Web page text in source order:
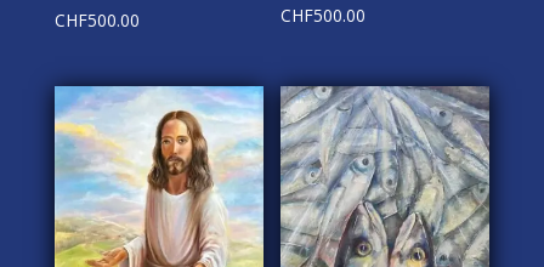
CHF500.00 CHF500.00